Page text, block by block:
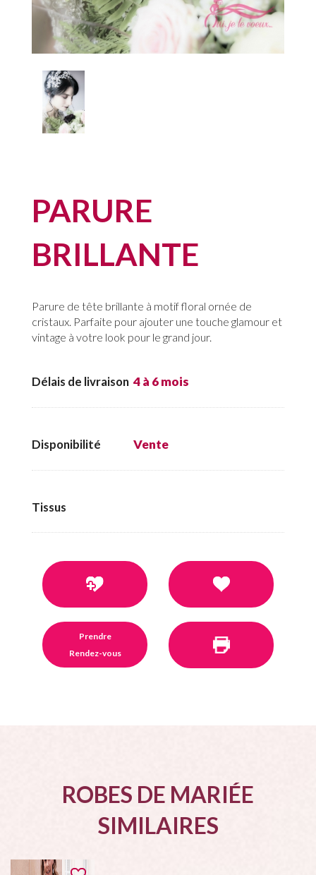
PARURE
BRILLANTE
Parure de tête brillante à motif floral ornée de
cristaux. Parfaite pour ajouter une touche glamour et
vintage à votre look pour le grand jour.
Délais de livraison 4 à 6 mois
Disponibilité Vente
Tissus
Prendre
Rendez-vous
ROBES DE MARIÉE
SIMILAIRES